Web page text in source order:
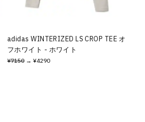
adidas WINTERIZED LS CROP TEE オ
フホワイト - ホワイト
¥7150 → ¥4290